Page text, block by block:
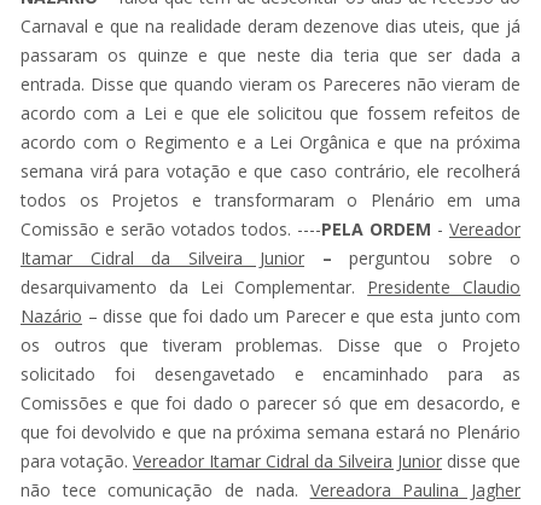
Carnaval e que na realidade deram dezenove dias uteis, que já
passaram os quinze e que neste dia teria que ser dada a
entrada. Disse que quando vieram os Pareceres não vieram de
acordo com a Lei e que ele solicitou que fossem refeitos de
acordo com o Regimento e a Lei Orgânica e que na próxima
semana virá para votação e que caso contrário, ele recolherá
todos os Projetos e transformaram o Plenário em uma
Comissão e serão votados todos. ----PELA ORDEM - Vereador
Itamar Cidral da Silveira Junior – perguntou sobre o
desarquivamento da Lei Complementar. Presidente Claudio
Nazário – disse que foi dado um Parecer e que esta junto com
os outros que tiveram problemas. Disse que o Projeto
solicitado foi desengavetado e encaminhado para as
Comissões e que foi dado o parecer só que em desacordo, e
que foi devolvido e que na próxima semana estará no Plenário
para votação. Vereador Itamar Cidral da Silveira Junior disse que
não tece comunicação de nada. Vereadora Paulina Jagher